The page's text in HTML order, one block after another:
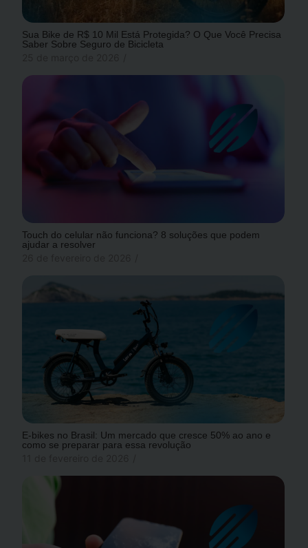
Sua Bike de R$ 10 Mil Está Protegida? O Que Você Precisa
Saber Sobre Seguro de Bicicleta
Touch do celular não funciona? 8 soluções que podem
ajudar a resolver
E-bikes no Brasil: Um mercado que cresce 50% ao ano e
como se preparar para essa revolução